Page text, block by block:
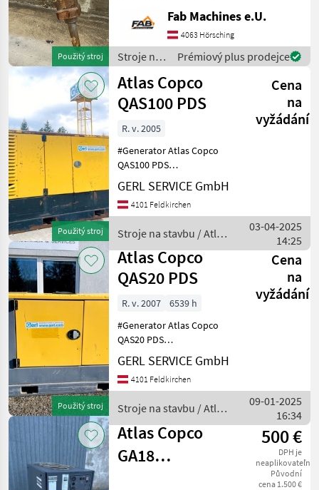
Použitý stroj
Passend für Bagger
zwischen 4.5 - 9 Tonnen
Anbauplatte passend
SW020 Technische Daten
Gew
Fab Machines e.U.
4063 Hörsching
Stroje na
stavbu /
Atlas
Copco
Prémiový plus prodejce
Použitý stroj
Atlas Copco
QAS100 PDS
Cena
na
vyžádání
R. v. 2005
#Generator Atlas Copco
QAS100 PDS
Baujahr.............2005
S/N.................523670
Motor...............80 kW, 4 Zyl.
Deta
GERL SERVICE GmbH
4101 Feldkirchen
Stroje na stavbu / Atlas
Copco
03-04-2025
14:25
Použitý stroj
Atlas Copco
QAS20 PDS
Cena
na
vyžádání
R. v. 2007
6539 h
#Generator Atlas Copco
QAS20 PDS
Baujahr.............2007
S/N.................YA306276270683565
Stundenzähler.......6539
Perkin
GERL SERVICE GmbH
4101 Feldkirchen
Stroje na stavbu / Atlas
Copco
09-01-2025
16:34
Atlas Copco
GA18
500 €
DPH je
neaplikovateľné
Původní
cena 1.500 €